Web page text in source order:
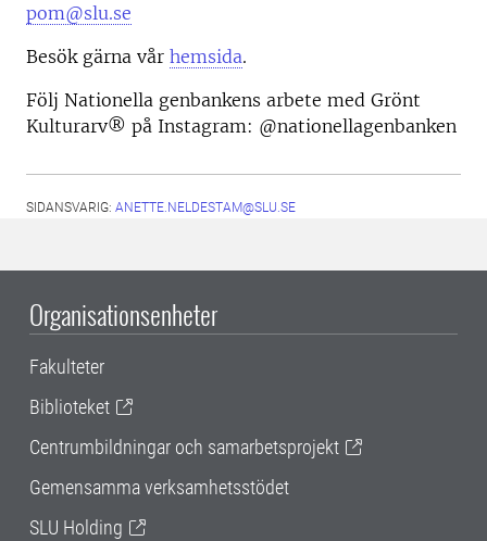
pom@slu.se
Besök gärna vår hemsida.
Följ Nationella genbankens arbete med Grönt
Kulturarv® på Instagram: @nationellagenbanken
SIDANSVARIG: ANETTE.NELDESTAM@SLU.SE
Organisationsenheter
Fakulteter
Biblioteket
Centrumbildningar och samarbetsprojekt
Gemensamma verksamhetsstödet
SLU Holding